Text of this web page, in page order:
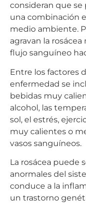
consideran que
una combinación
medio ambiente.
agravan la
flujo sanguíneo
Entre los factores
enfermedad se
bebidas muy
alcohol, las
sol, el estrés,
muy calientes o
vasos sanguíneos.
La rosácea puede
anormales del
conduce a la
un trastorno